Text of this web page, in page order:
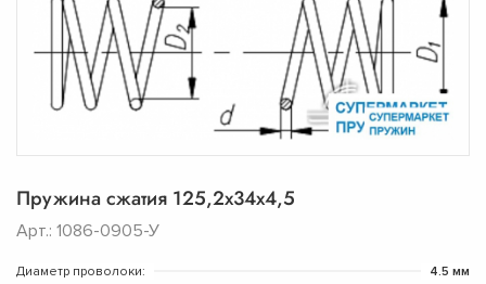
Пружина сжатия 125,2х34х4,5
Арт.: 1086-0905-У
Диаметр проволоки:
4.5 мм